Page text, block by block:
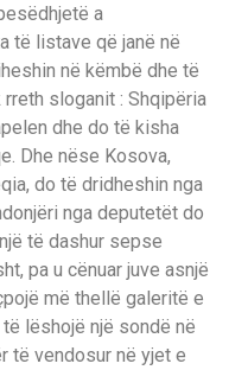
a
të listave që janë në
në këmbë dhe të
sloganit : Shqipëria
dhe do të kisha
Dhe nëse Kosova,
do të dridheshin nga
nga deputetët do
të dashur sepse
pa u cënuar juve asnjë
më thellë galeritë e
lëshojë një sondë në
të vendosur në yjet e